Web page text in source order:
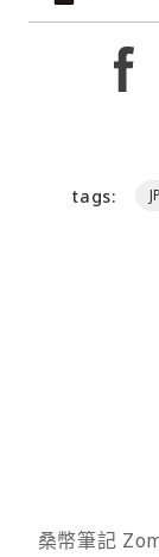
tags:
桑幣筆記